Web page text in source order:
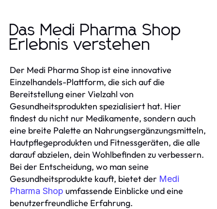
Das Medi Pharma Shop
Erlebnis verstehen
Der Medi Pharma Shop ist eine innovative
Einzelhandels-Plattform, die sich auf die
Bereitstellung einer Vielzahl von
Gesundheitsprodukten spezialisiert hat. Hier
findest du nicht nur Medikamente, sondern auch
eine breite Palette an Nahrungsergänzungsmitteln,
Hautpflegeprodukten und Fitnessgeräten, die alle
darauf abzielen, dein Wohlbefinden zu verbessern.
Bei der Entscheidung, wo man seine
Gesundheitsprodukte kauft, bietet der Medi
Pharma Shop umfassende Einblicke und eine
benutzerfreundliche Erfahrung.